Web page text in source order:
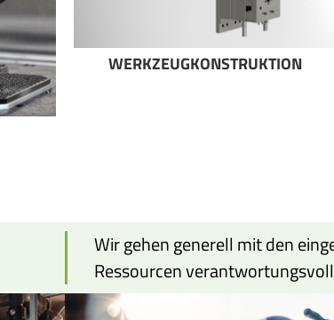
WERKZEUGKONSTRUKTION
Wir gehen generell mit den
Ressourcen